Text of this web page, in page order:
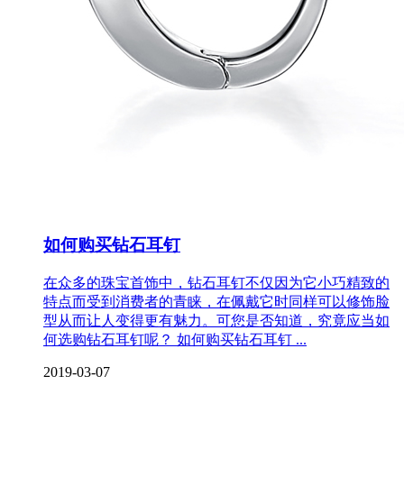
如何购买钻石耳钉
在众多的珠宝首饰中，钻石耳钉不仅因为它小巧精致的
特点而受到消费者的青睐，在佩戴它时同样可以修饰脸
型从而让人变得更有魅力。可您是否知道，究竟应当如
何选购钻石耳钉呢？ 如何购买钻石耳钉 ...
2019-03-07